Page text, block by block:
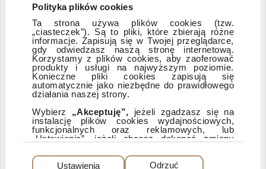
Polityka plików cookies
Ta strona używa plików cookies (tzw.
„ciasteczek”). Są to pliki, które zbierają różne
informacje. Zapisują się w Twojej przeglądarce,
gdy odwiedzasz naszą stronę internetową.
Korzystamy z plików cookies, aby zaoferować
produkty i usługi na najwyższym poziomie.
Konieczne pliki cookies zapisują się
automatycznie jako niezbędne do prawidłowego
działania naszej strony.
Wybierz „Akceptuję”, jeżeli zgadzasz się na
instalację plików cookies wydajnościowych,
funkcjonalnych oraz reklamowych, lub
„Ustawienia”, jeżeli chcesz dokonać zmiany
Dzięki plikom cookies możemy: udostępniać
Ustawienia Odrzuć
Zastrzeżenia prawne
ESG
PEŁNA WERSJA SERWISU